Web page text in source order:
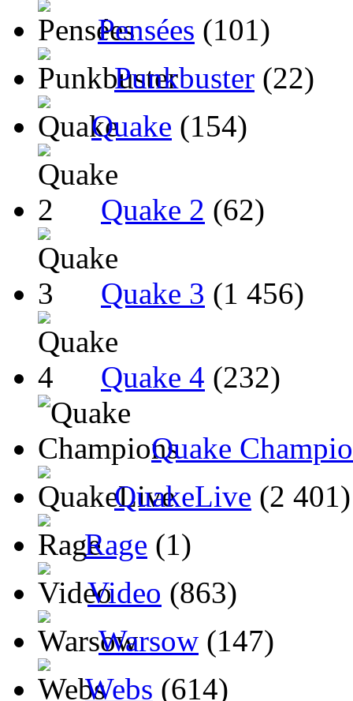
Pensées (101)
Punkbuster (22)
Quake (154)
Quake 2 (62)
Quake 3 (1 456)
Quake 4 (232)
Quake
QuakeLive (2 401)
Rage (1)
Video (863)
Warsow (147)
Webs (614)